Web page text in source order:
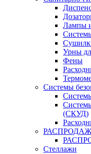
Лампы
Урны
Фены
Системы
(СКУД)
Стеллажи